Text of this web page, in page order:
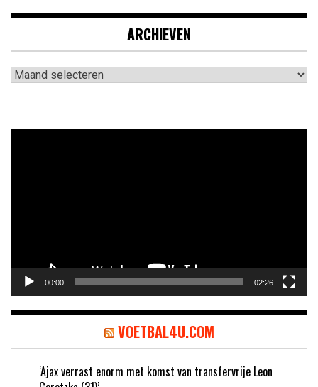
ARCHIEVEN
Archieven
00:00 02:26
VOETBAL4U.COM
‘Ajax verrast enorm met komst van transfervrije Leon